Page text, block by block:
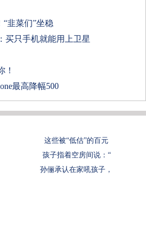
“韭菜们”坐稳
买只手机就能用上卫星
！
最高降幅500
这些被“低估”的百元
孩子指着空房间说：“
孙俪承认在家吼孩子，